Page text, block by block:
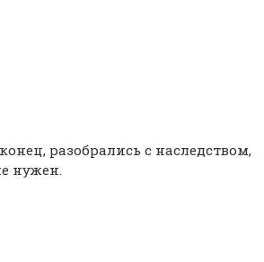
разобрались с наследством,
нужен.